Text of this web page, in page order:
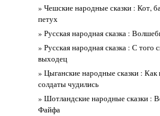
» Чешские народные сказки : Кот,
петух
» Русская народная сказка :
» Русская народная сказка : С того
выходец
» Цыганские народные сказки : Как
солдаты чудились
» Шотландские народные сказки :
Файфа